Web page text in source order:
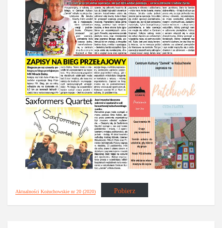
Aktualności Kożuchowskie nr 20 (2020) Pobierz